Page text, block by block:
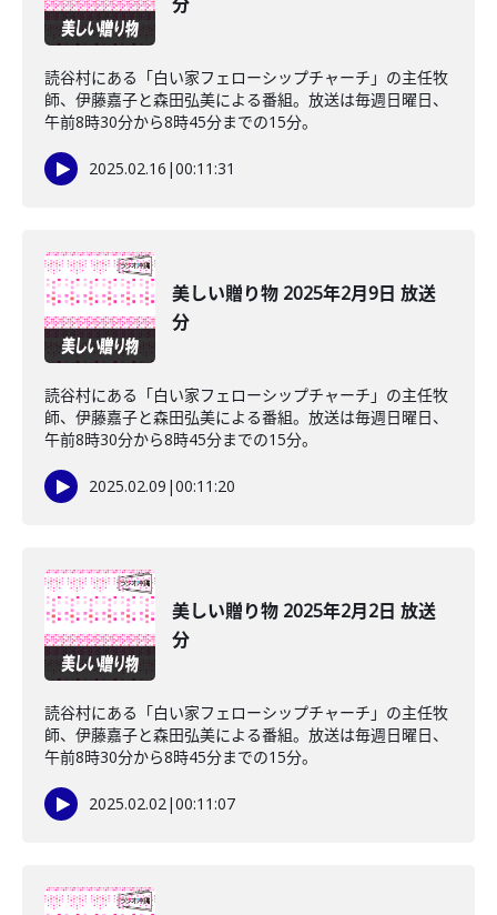
読谷村にある「白い家フェローシップチャーチ」の主任牧
師、伊藤嘉子と森田弘美による番組。放送は毎週日曜日、
午前8時30分から8時45分までの15分。
2025.02.16 |00:11:31
美しい贈り物 2025年2月9日 放送
分
読谷村にある「白い家フェローシップチャーチ」の主任牧
師、伊藤嘉子と森田弘美による番組。放送は毎週日曜日、
午前8時30分から8時45分までの15分。
2025.02.09 |00:11:20
美しい贈り物 2025年2月2日 放送
分
読谷村にある「白い家フェローシップチャーチ」の主任牧
師、伊藤嘉子と森田弘美による番組。放送は毎週日曜日、
午前8時30分から8時45分までの15分。
2025.02.02|00:11:07